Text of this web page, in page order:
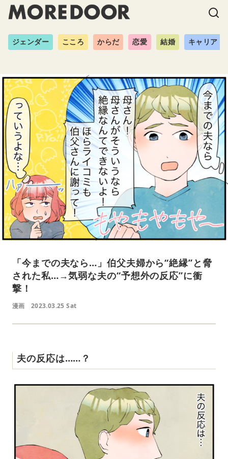
ジェンダー こころ からだ 恋愛 結婚 キャリア
「今までの夫なら…」伯父夫婦から“絶縁”と脅
された私…→気弱な夫の“予想外の反応”に衝
撃！
漫画 2023.03.25 Sat
夫の反応は……？